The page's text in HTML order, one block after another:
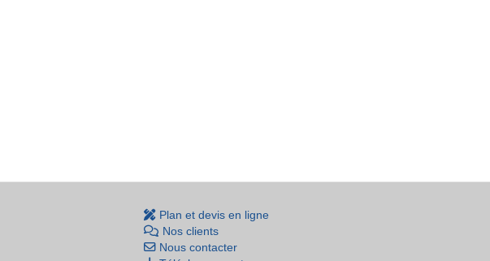
Plan et devis en ligne
Nos clients
Nous contacter